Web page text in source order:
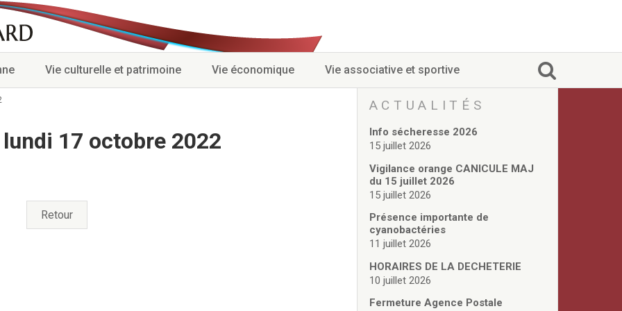
Vie culturelle et patrimoine Vie économique Vie associative et sportive
17 octobre 2022
Retour
ACTUALITÉS
Info sécheresse 2026
15 juillet 2026
Vigilance orange CANICULE MAJ
du 15 juillet 2026
15 juillet 2026
Présence importante de
cyanobactéries
11 juillet 2026
HORAIRES DE LA DECHETERIE
10 juillet 2026
Fermeture Agence Postale